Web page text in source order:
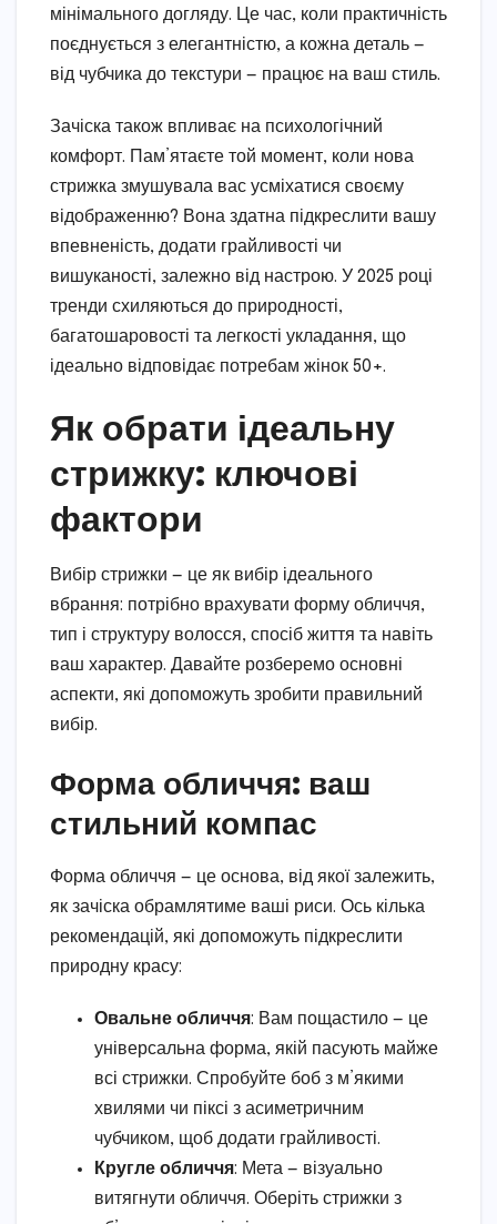
мінімального догляду. Це час, коли практичність
поєднується з елегантністю, а кожна деталь —
від чубчика до текстури — працює на ваш стиль.
Зачіска також впливає на психологічний
комфорт. Пам’ятаєте той момент, коли нова
стрижка змушувала вас усміхатися своєму
відображенню? Вона здатна підкреслити вашу
впевненість, додати грайливості чи
вишуканості, залежно від настрою. У 2025 році
тренди схиляються до природності,
багатошаровості та легкості укладання, що
ідеально відповідає потребам жінок 50+.
Як обрати ідеальну
стрижку: ключові
фактори
Вибір стрижки — це як вибір ідеального
вбрання: потрібно врахувати форму обличчя,
тип і структуру волосся, спосіб життя та навіть
ваш характер. Давайте розберемо основні
аспекти, які допоможуть зробити правильний
вибір.
Форма обличчя: ваш
стильний компас
Форма обличчя — це основа, від якої залежить,
як зачіска обрамлятиме ваші риси. Ось кілька
рекомендацій, які допоможуть підкреслити
природну красу:
Овальне обличчя: Вам пощастило — це
універсальна форма, якій пасують майже
всі стрижки. Спробуйте боб з м’якими
хвилями чи піксі з асиметричним
чубчиком, щоб додати грайливості.
Кругле обличчя: Мета — візуально
витягнути обличчя. Оберіть стрижки з